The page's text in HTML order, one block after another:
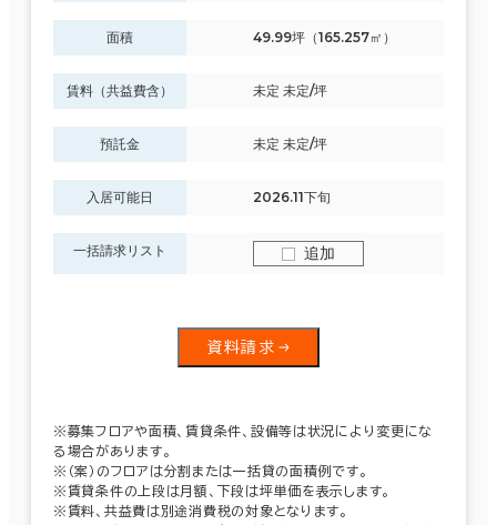
面積 49.99坪（165.257㎡）
賃料（共益費含） 未定 未定/坪
預託金 未定 未定/坪
入居可能日 2026.11下旬
一括請求リスト 追加
資料請求
※募集フロアや面積、賃貸条件、設備等は状況により変更にな
る場合があります。
※（案）のフロアは分割または一括貸の面積例です。
※賃貸条件の上段は月額、下段は坪単価を表示します。
※賃料、共益費は別途消費税の対象となります。